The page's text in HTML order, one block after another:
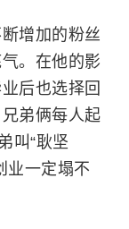
增加的粉丝
。在他的影
后也选择回
弟俩每人起
叫“耿坚
业一定塌不